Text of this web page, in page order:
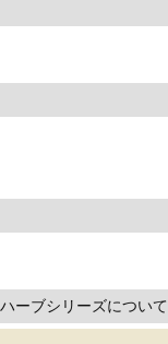
ーブシリーズについて